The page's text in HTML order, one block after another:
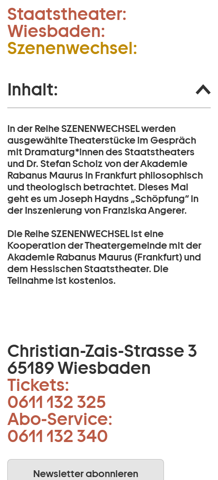
Zum Hauptinhalt springen
Zum Footer springen
Staatstheater:
Wiesbaden:
Szenenwechsel:
Inhalt:
In der Reihe SZENENWECHSEL werden
ausgewählte Theaterstücke im Gespräch
mit Dramaturg*innen des Staatstheaters
und Dr. Stefan Scholz von der Akademie
Rabanus Maurus in Frankfurt philosophisch
und theologisch betrachtet. Dieses Mal
geht es um Joseph Haydns „Schöpfung“ in
der Inszenierung von Franziska Angerer.
Die Reihe SZENENWECHSEL ist eine
Kooperation der Theatergemeinde mit der
Akademie Rabanus Maurus (Frankfurt) und
dem Hessischen Staatstheater. Die
Teilnahme ist kostenlos.
Christian-Zais-Strasse 3
65189 Wiesbaden
Tickets:
0611 132 325
Abo-Service:
0611 132 340
Newsletter abonnieren